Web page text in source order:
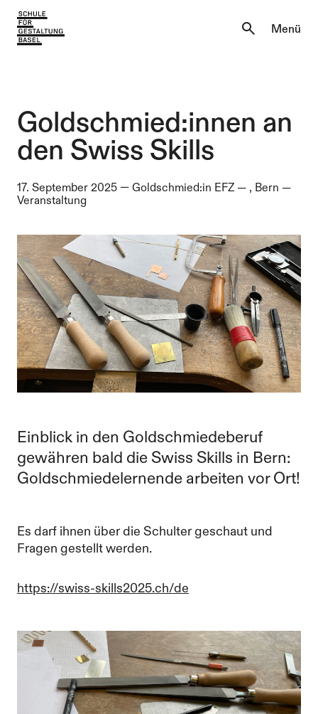
Einblicke
Lernen & Entdecken
Über uns
Institutionen
Menü
Aktuell
Lernen & Entdecken
Über uns
Institutionen
Goldschmied:innen an
den Swiss Skills
17. September 2025 — Goldschmied:in EFZ —
, Bern —
Veranstaltung
Einblick in den Goldschmiedeberuf
gewähren bald die Swiss Skills in Bern:
Goldschmiedelernende arbeiten vor Ort!
Es darf ihnen über die Schulter geschaut und
Fragen gestellt werden.
https://swiss-skills2025.ch/de